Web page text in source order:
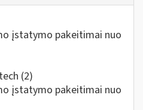
įstatymo pakeitimai nuo
(2)
įstatymo pakeitimai nuo